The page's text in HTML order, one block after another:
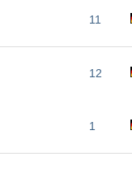
11
12
1